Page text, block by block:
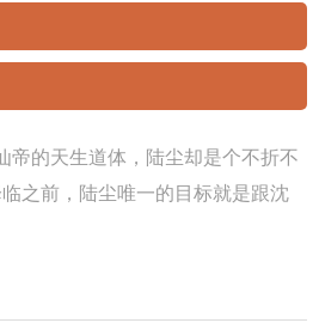
帝的天生道体，陆尘却是个不折不
之前，陆尘唯一的目标就是跟沈